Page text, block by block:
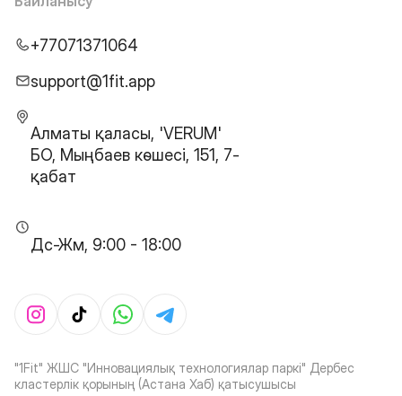
+77071371064
support@1fit.app
Алматы қаласы, 'VERUM'
БО, Мыңбаев көшесі, 151, 7-
қабат
Дс-Жм, 9:00 - 18:00
"1Fit" ЖШС "Инновациялық технологиялар паркі" Дербес
кластерлік қорының (Астана Хаб) қатысушысы